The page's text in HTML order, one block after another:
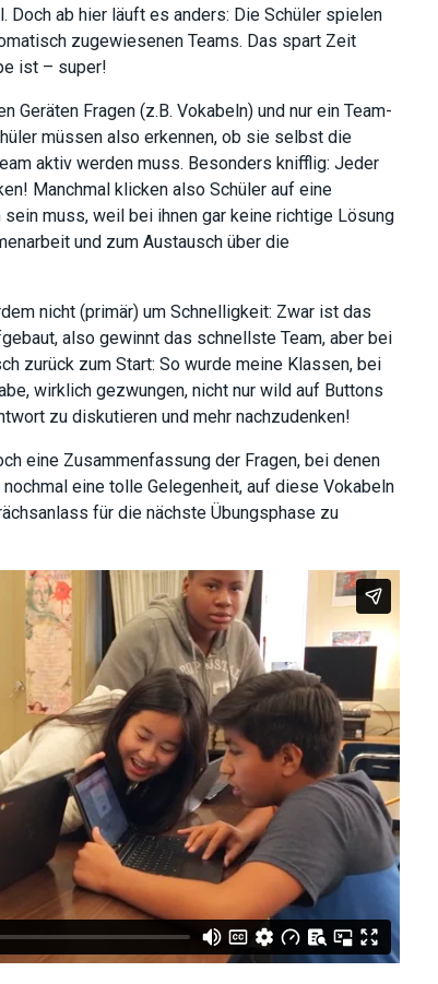
Doch ab hier läuft es anders: Die Schüler spielen
zugewiesenen Teams. Das spart Zeit
ist – super!
Geräten Fragen (z.B. Vokabeln) und nur ein Team-
müssen also erkennen, ob sie selbst die
aktiv werden muss. Besonders knifflig: Jeder
Manchmal klicken also Schüler auf eine
muss, weil bei ihnen gar keine richtige Lösung
und zum Austausch über die
nicht (primär) um Schnelligkeit: Zwar ist das
also gewinnt das schnellste Team, aber bei
zurück zum Start: So wurde meine Klassen, bei
wirklich gezwungen, nicht nur wild auf Buttons
zu diskutieren und mehr nachzudenken!
eine Zusammenfassung der Fragen, bei denen
eine tolle Gelegenheit, auf diese Vokabeln
für die nächste Übungsphase zu